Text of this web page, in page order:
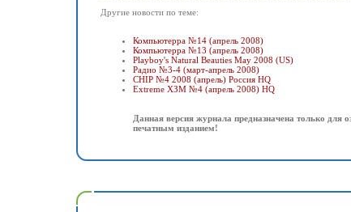
Другие новости по теме:
Компьютерра №14 (апрель 2008)
Компьютерра №13 (апрель 2008)
Playboy's Natural Beauties May 2008 (US)
Радио №3-4 (март-апрель 2008)
CHIP №4 2008 (апрель) Россия HQ
Extreme ХЗМ №4 (апрель 2008) HQ
Данная версия журнала предназначена только для
печатным изданием!